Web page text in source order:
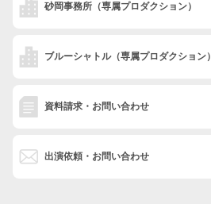
砂岡事務所 （専属プロダクション）
ブルーシャトル（専属プロダクション）
資料請求・お問い合わせ
出演依頼・お問い合わせ